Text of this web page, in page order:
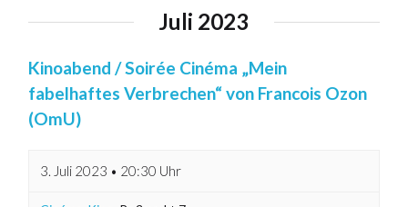
Juli 2023
Kinoabend / Soirée Cinéma „Mein
fabelhaftes Verbrechen“ von Francois Ozon
(OmU)
3. Juli 2023 • 20:30 Uhr